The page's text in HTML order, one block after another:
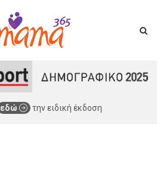
εδώ την ειδική έκδοση